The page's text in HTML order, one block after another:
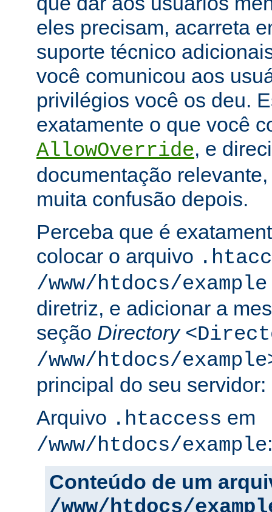
eles precisam, acarreta
suporte técnico
você comunicou aos
privilégios você os deu.
exatamente o que você
AllowOverride, e
documentação
muita confusão depois.
Perceba que é
colocar o arquivo
/www/htdocs/example
diretriz, e adicionar a
seção Directory
/www/htdocs/
principal do seu servidor:
Arquivo .htaccess em
/www/htdocs/example:
Conteúdo de um